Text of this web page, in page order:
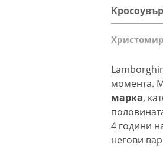
момента.
марка,
4 години
негови